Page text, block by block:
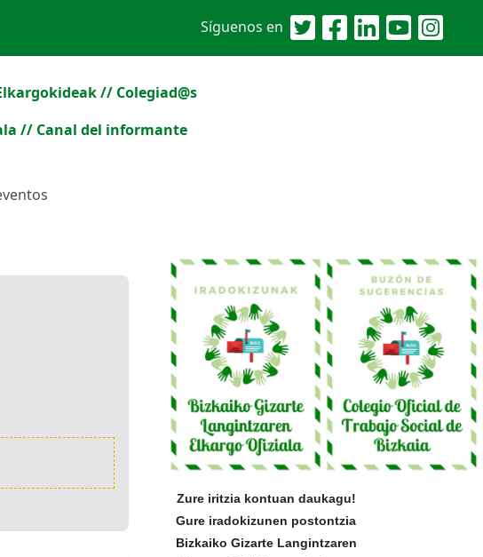
Síguenos en
// Colegiad@s
// Canal del informante
Zure iritzia kontuan daukagu!
Gure iradokizunen postontzia
Bizkaiko Gizarte Langintzaren